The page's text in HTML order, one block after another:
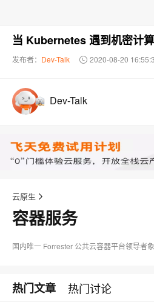
发布者： Dev-Talk 2020-08-20
Dev-Talk
云原生
容器服务
国内唯一 Forrester 公共云容器平台领导者象
热门文章 热门讨论